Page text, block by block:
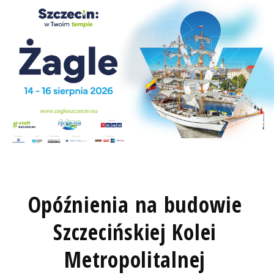
Opóźnienia na budowie
Szczecińskiej Kolei
Metropolitalnej